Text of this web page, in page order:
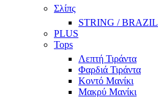
Σλίπς
STRING / BRAZIL
PLUS
Tops
Λεπτή Τιράντα
Φαρδιά Τιράντα
Κοντό Μανίκι
Μακρύ Μανίκι